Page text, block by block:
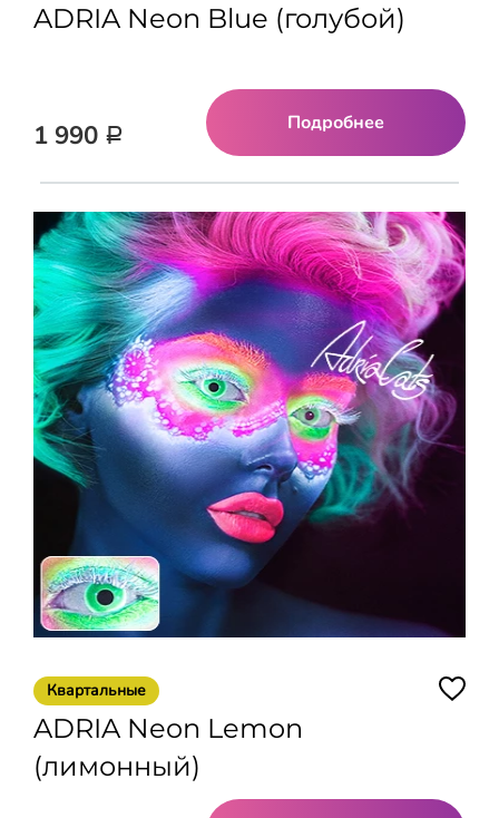
ADRIA Neon Blue (голубой)
1 990 Р
Подробнее
Квартальные
ADRIA Neon Lemon
(лимонный)